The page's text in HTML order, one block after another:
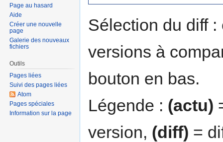
Sélection du diff
versions à
bouton en bas.
Légende : (actu)
version, (diff) =
Page au hasard
Aide
Créer une nouvelle
page
Galerie des nouveaux
fichiers
Outils
Pages liées
Suivi des pages liées
Atom
Pages spéciales
Information sur la page